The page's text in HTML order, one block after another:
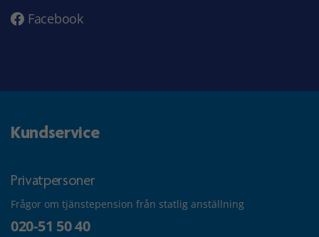
Facebook
Kundservice
Privatpersoner
Frågor om tjänstepension från statlig anställning
020-51 50 40